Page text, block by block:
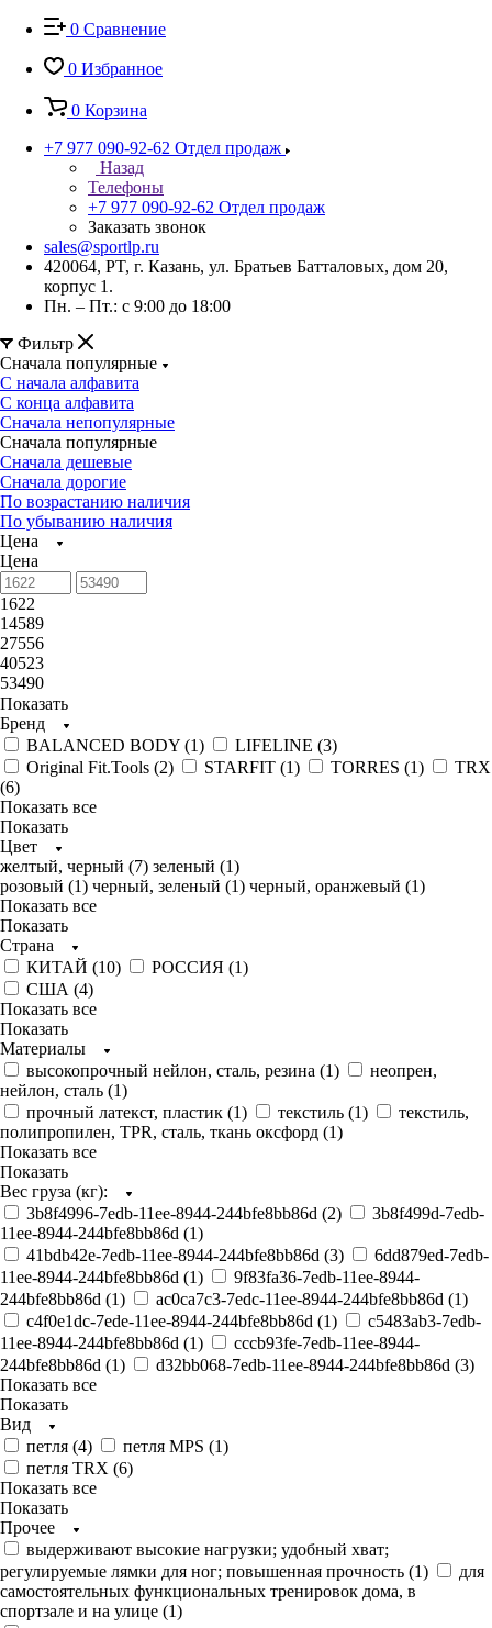
0 Сравнение
0 Избранное
0 Корзина
+7 977 090-92-62 Отдел продаж
Назад
Телефоны
+7 977 090-92-62 Отдел продаж
Заказать звонок
sales@sportlp.ru
420064, PT, г. Казань, ул. Братьев Батталовых, дом 20,
корпус 1.
Пн. – Пт.: с 9:00 до 18:00
Фильтр
Сначала популярные
С начала алфавита
С конца алфавита
Сначала непопулярные
Сначала популярные
Сначала дешевые
Сначала дорогие
По возрастанию наличия
По убыванию наличия
Цена
Цена
1622
14589
27556
40523
53490
Показать
Бренд
BALANCED BODY (1) LIFELINE (3)
Original Fit.Tools (2) STARFIT (1) TORRES (1)
TRX
(6)
Показать все
Показать
Цвет
желтый, черный (7) зеленый (1)
розовый (1) черный, зеленый (1) черный, оранжевый (1)
Показать все
Показать
Страна
КИТАЙ (10) РОССИЯ (1)
США (4)
Показать все
Показать
Материалы
высокопрочный нейлон, сталь, резина (1)
неопрен,
нейлон, сталь (1)
прочный латекст, пластик (1) текстиль (1)
текстиль,
полипропилен, TPR, сталь, ткань оксфорд (1)
Показать все
Показать
Вес груза (кг):
3b8f4996-7edb-11ee-8944-244bfe8bb86d (2)
3b8f499d-7edb-
11ee-8944-244bfe8bb86d (1)
41bdb42e-7edb-11ee-8944-244bfe8bb86d (3)
6dd879ed-7edb-
11ee-8944-244bfe8bb86d (1)
9f83fa36-7edb-11ee-8944-
244bfe8bb86d (1) ac0ca7c3-7edc-11ee-8944-244bfe8bb86d (1)
c4f0e1dc-7ede-11ee-8944-244bfe8bb86d (1)
c5483ab3-7edb-
11ee-8944-244bfe8bb86d (1)
cccb93fe-7edb-11ee-8944-
244bfe8bb86d (1) d32bb068-7edb-11ee-8944-244bfe8bb86d (3)
Показать все
Показать
Вид
петля (4) петля MPS (1)
петля TRX (6)
Показать все
Показать
Прочее
выдерживают высокие нагрузки; удобный хват;
регулируемые лямки для ног; повышенная прочность (1)
для
самостоятельных функциональных тренировок дома, в
спортзале и на улице (1)